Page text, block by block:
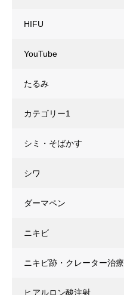
HIFU
YouTube
たるみ
カテゴリー1
シミ・そばかす
シワ
ダーマペン
ニキビ
ニキビ跡・クレーター治療
ヒアルロン酸注射